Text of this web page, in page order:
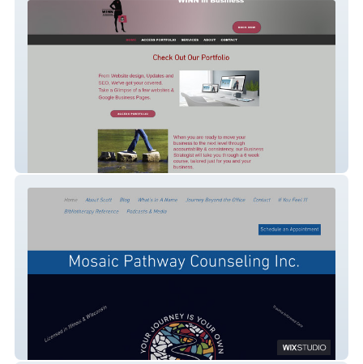
WINN Portfolio